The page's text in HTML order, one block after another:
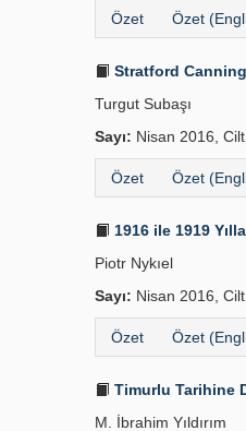
Özet Özet
Stratford
Turgut Subaşı
Sayı: Nisan 2016,
Özet Özet
1916 ile 1919
Piotr Nykıel
Sayı: Nisan 2016,
Özet Özet
Timurlu Tarihine
M. İbrahim Yıldırım